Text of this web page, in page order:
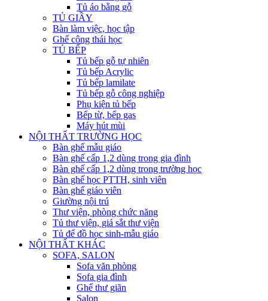
Tủ áo bằng gỗ
TỦ GIẦY
Bàn làm việc, học tập
Ghế công thái học
TỦ BẾP
Tủ bếp gỗ tự nhiên
Tủ bếp Acrylic
Tủ bếp lamilate
Tủ bếp gỗ công nghiệp
Phụ kiện tủ bếp
Bếp từ, bếp gas
Máy hút mùi
NỘI THẤT TRƯỜNG HỌC
Bàn ghế mẫu giáo
Bàn ghế cấp 1,2 dùng trong gia đình
Bàn ghế cấp 1,2 dùng trong trường học
Bàn ghế học PTTH, sinh viên
Bàn ghế giáo viên
Giường nội trú
Thư viện, phòng chức năng
Tủ thư viện, giá sắt thư viện
Tủ để đồ học sinh-mẫu giáo
NỘI THẤT KHÁC
SOFA, SALON
Sofa văn phòng
Sofa gia đình
Ghế thư giãn
Salon